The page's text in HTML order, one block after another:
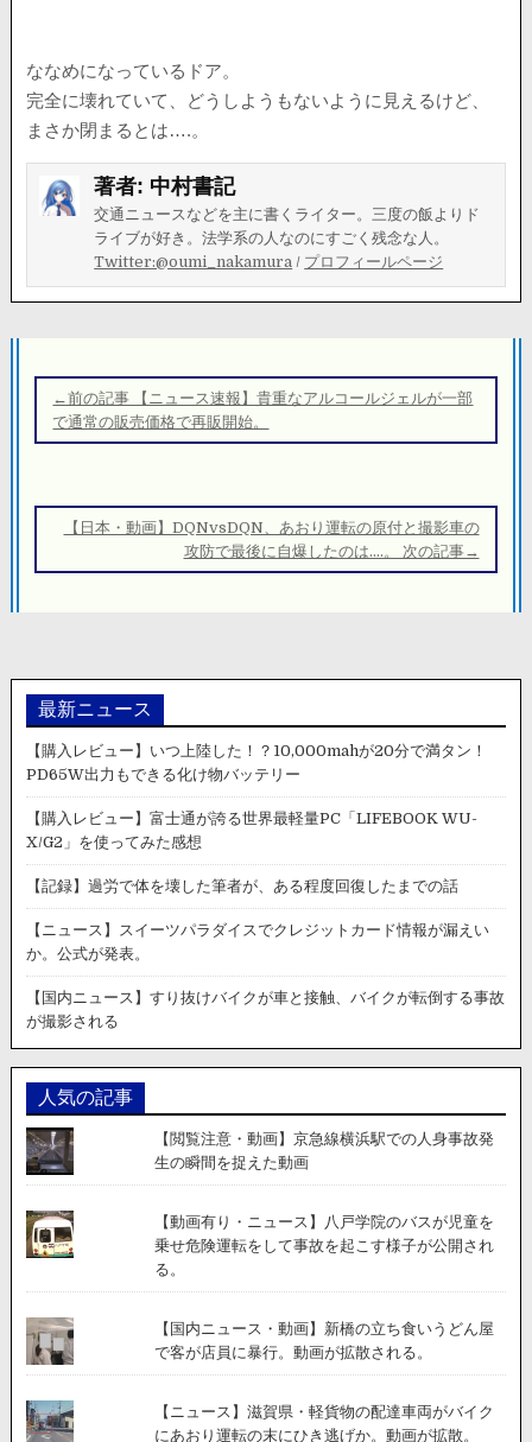
ななめになっているドア。
完全に壊れていて、どうしようもないように見えるけど、
まさか閉まるとは….。
著者: 中村書記
交通ニュースなどを主に書くライター。三度の飯よりド
ライブが好き。法学系の人なのにすごく残念な人。
Twitter:@oumi_nakamura / プロフィールページ
稿
ナ
ー
←前の記事 【ニュース速報】貴重なアルコールジェルが一部
で通常の販売価格で再販開始。
【日本・動画】DQNvsDQN、あおり運転の原付と撮影車の
攻防で最後に自爆したのは….。 次の記事→
最新ニュース
【購入レビュー】いつ上陸した！？10,000mahが20分で満タン！
PD65W出力もできる化け物バッテリー
【購入レビュー】富士通が誇る世界最軽量PC「LIFEBOOK WU-
X/G2」を使ってみた感想
【記録】過労で体を壊した筆者が、ある程度回復したまでの話
【ニュース】スイーツパラダイスでクレジットカード情報が漏えい
か。公式が発表。
【国内ニュース】すり抜けバイクが車と接触、バイクが転倒する事故
が撮影される
人気の記事
【閲覧注意・動画】京急線横浜駅での人身事故発
生の瞬間を捉えた動画
【動画有り・ニュース】八戸学院のバスが児童を
乗せ危険運転をして事故を起こす様子が公開され
る。
【国内ニュース・動画】新橋の立ち食いうどん屋
で客が店員に暴行。動画が拡散される。
【ニュース】滋賀県・軽貨物の配達車両がバイク
にあおり運転の末にひき逃げか。動画が拡散。